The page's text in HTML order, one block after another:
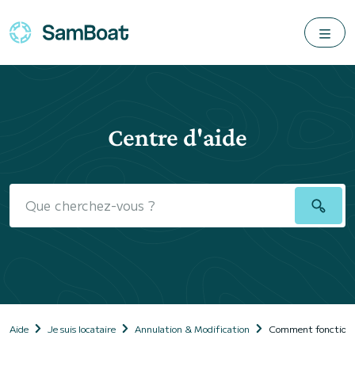
Centre d'aide
Aide Je suis locataire Annulation & Modification Comment